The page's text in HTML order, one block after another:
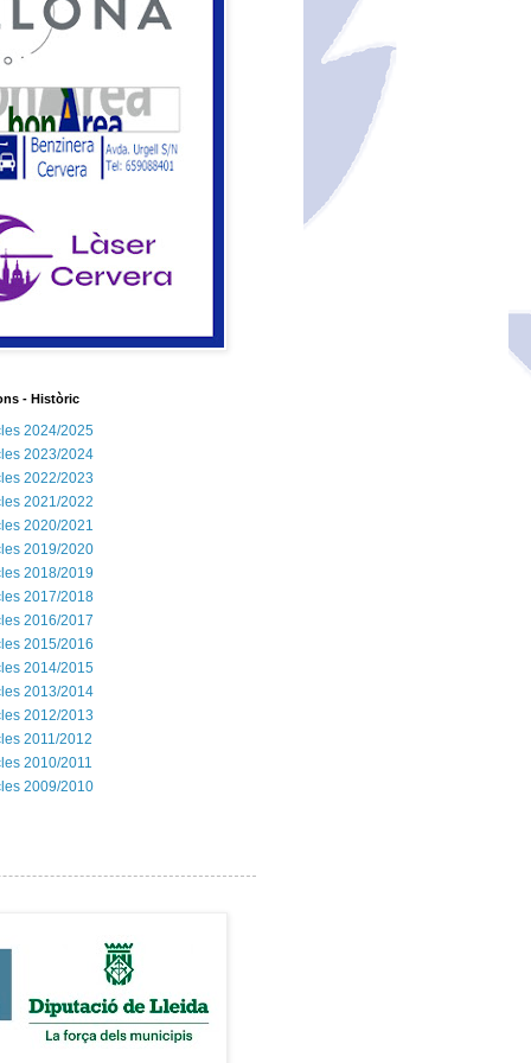
- Històric
2024/2025
2023/2024
2022/2023
2021/2022
2020/2021
2019/2020
2018/2019
2017/2018
2016/2017
2015/2016
2014/2015
2013/2014
2012/2013
2011/2012
2010/2011
2009/2010